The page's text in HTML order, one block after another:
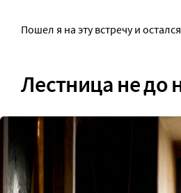
Пошел я на эту встречу и
Лестница не до